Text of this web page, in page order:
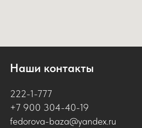
Наши контакты
222-1-777
+7 900 304-40-19
fedorova-baza@yandex.ru